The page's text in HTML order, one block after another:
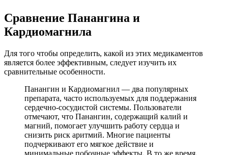
Сравнение Панангина и
Кардиомагнила
Для того чтобы определить, какой из этих медикаментов
является более эффективным, следует изучить их
сравнительные особенности.
Панангин и Кардиомагнил — два популярных
препарата, часто используемых для поддержания
сердечно-сосудистой системы. Пользователи
отмечают, что Панангин, содержащий калий и
магний, помогает улучшить работу сердца и
снизить риск аритмий. Многие пациенты
подчеркивают его мягкое действие и